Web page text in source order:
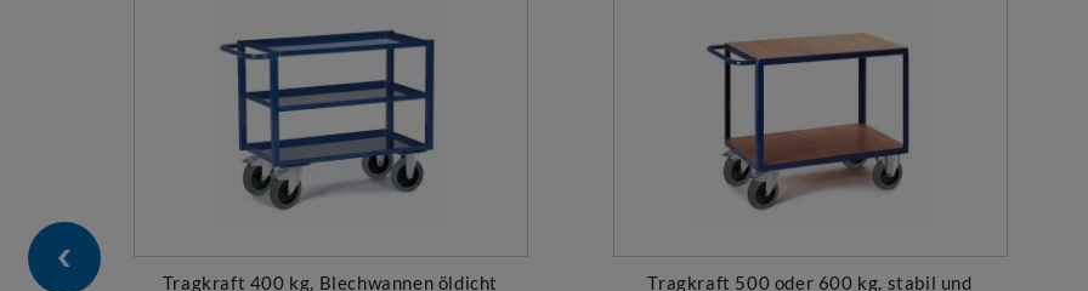
Tragkraft 400 kg, Blechwannen öldicht
Tragkraft 500 oder 600 kg, stabil und